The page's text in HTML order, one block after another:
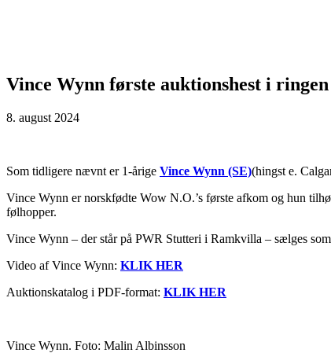
Vince Wynn første auktionshest i ringen
8. august 2024
Som tidligere nævnt er 1-årige Vince Wynn (SE)(hingst e.
Vince Wynn er norskfødte Wow N.O.’s første afkom og hun
følhopper.
Vince Wynn – der står på PWR Stutteri i Ramkvilla – sælges
Video af Vince Wynn: KLIK HER
Auktionskatalog i PDF-format: KLIK HER
Vince Wynn. Foto: Malin Albinsson